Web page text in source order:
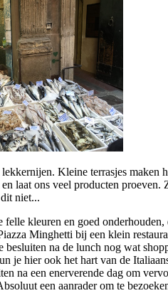
Kleine terrasjes maken
laat ons veel producten
niet...
kleuren en goed
Minghetti bij een klein
na de lunch nog wat
je hier ook het hart van de
na een enerverende dag om
een aanrader om te